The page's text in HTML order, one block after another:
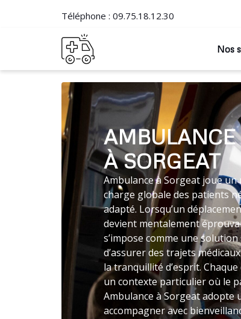
Téléphone : 09.75.18.12.30
Nos
AMBULANCE
À SORGEAT
Ambulance à Sorgeat joue
charge globale des patients
adapté. Lorsqu’un
devient mentalement
s’impose comme une
d’assurer des trajets
la tranquillité d’esprit.
un contexte particulier où le
Ambulance à Sorgeat adopte
accompagner avec